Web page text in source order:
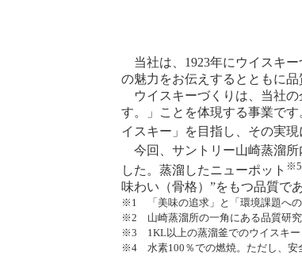
当社は、1923年にウイスキ
の魅力をお伝えするとともに
ウイスキーづくりは、当社の
す。」ことを体現する事業で
イスキー」を目指し、その実
今回、サントリー山崎蒸溜所
した。蒸溜したニューポット ※5
味わい（骨格）”をもつ品質で
※1 「美味の追求」と「環境課題への
※2 山崎蒸溜所の一角にある品質研究
※3 1KL以上の蒸溜釜でのウイスキー
※4 水素100％での燃焼。ただし、安